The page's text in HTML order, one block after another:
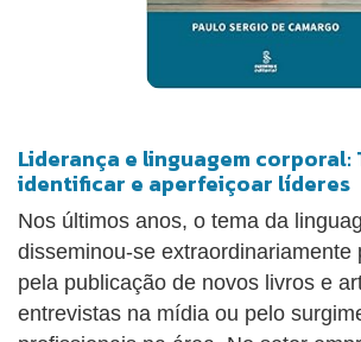
Liderança e linguagem corporal:
identificar e aperfeiçoar líderes
Nos últimos anos, o tema da
disseminou-se extraordinariamente
pela publicação de novos livros e
entrevistas na mídia ou pelo